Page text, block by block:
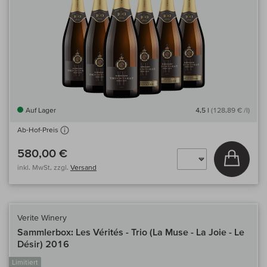
Auf Lager 4,5 l (128,89 € /l)
Ab-Hof-Preis
580,00 €
inkl. MwSt, zzgl. Versand
In
Verite Winery
Sammlerbox: Les Vérités - Trio (La Muse - La Joie - Le
Désir) 2016
Limitiert